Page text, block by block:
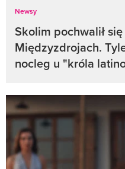
Newsy
Skolim pochwalił
Międzyzdrojach.
nocleg u "króla